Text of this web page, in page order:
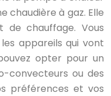
chaudière à gaz. Elle
de chauffage. Vous
appareils qui vont
opter pour un
convecteurs ou des
préférences et vos